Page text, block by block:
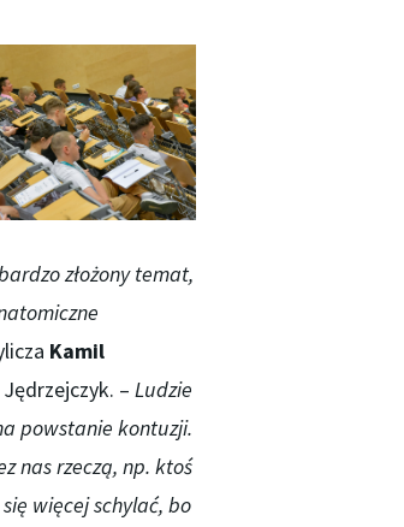
złożony temat,
Kamil
– Ludzie
powstanie kontuzji.
nas rzeczą, np. ktoś
więcej schylać, bo